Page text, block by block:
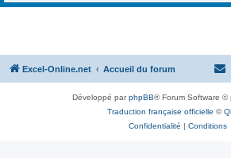
Excel-Online.net Accueil du forum
Développé parphpBB® Forum Software ©
Traduction française officielle ©
Confidentialité | Conditions